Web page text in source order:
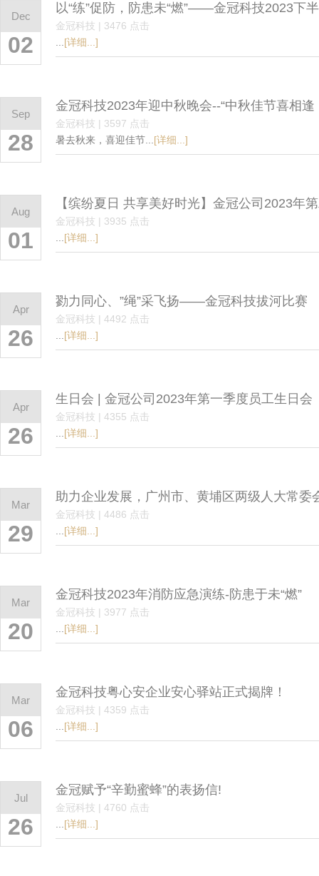
Dec
02
以“练”促防，防患未“燃”——金冠科技2023下
金冠科技 | 3476 点击
[详细...]
Sep
28
金冠科技2023年迎中秋晚会--“中秋佳节喜相逢
金冠科技 | 3597 点击
暑去秋来，喜迎佳节... [详细...]
Aug
01
【缤纷夏日 共享美好时光】金冠公司2023年
金冠科技 | 3935 点击
[详细...]
Apr
26
勠力同心、”绳”采飞扬——金冠科技拔河比赛
金冠科技 | 4492 点击
[详细...]
Apr
26
生日会 | 金冠公司2023年第一季度员工生日会
金冠科技 | 4355 点击
[详细...]
Mar
29
助力企业发展，广州市、黄埔区两级人大常委
金冠科技 | 4486 点击
[详细...]
Mar
20
金冠科技2023年消防应急演练-防患于未“燃”
金冠科技 | 3977 点击
[详细...]
Mar
06
金冠科技粤心安企业安心驿站正式揭牌！
金冠科技 | 4359 点击
[详细...]
Jul
26
金冠赋予“辛勤蜜蜂”的表扬信!
金冠科技 | 4760 点击
[详细...]